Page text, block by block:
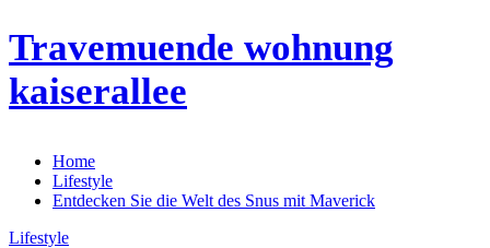
Travemuende wohnung
kaiserallee
Home
Lifestyle
Entdecken Sie die Welt des Snus mit Maverick
Lifestyle